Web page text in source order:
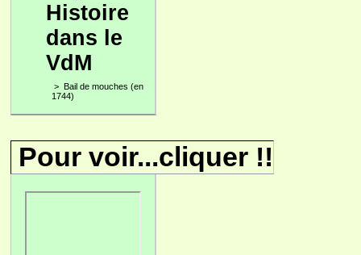
Histoire
dans le
VdM
> Bail de mouches (en
1744)
Pour voir...cliquer !!